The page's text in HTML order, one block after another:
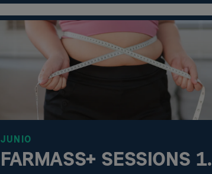
JUNIO
FARMASS+ SESSIONS 1.